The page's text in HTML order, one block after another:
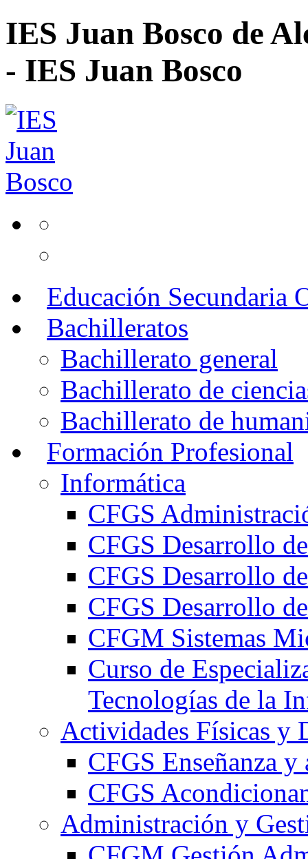
IES Juan Bosco de
- IES Juan Bosco
Educación Secundaria
Bachilleratos
Bachillerato general
Bachillerato de
Bachillerato de
Formación Profesional
Informática
CFGS
CFGS Desarrollo
CFGS Desarrollo
CFGS Desarrollo
CFGM Sistemas
Curso de
Tecnologías de la
Actividades Físicas y
CFGS Enseñanza
CFGS
Administración y